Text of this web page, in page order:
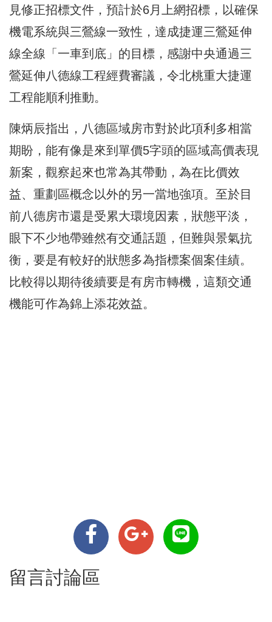
見修正招標文件，預計於6月上網招標，以確保
機電系統與三鶯線一致性，達成捷運三鶯延伸
線全線「一車到底」的目標，感謝中央通過三
鶯延伸八德線工程經費審議，令北桃重大捷運
工程能順利推動。
陳炳辰指出，八德區域房市對於此項利多相當
期盼，能有像是來到單價5字頭的區域高價表現
新案，觀察起來也常為其帶動，為在比價效
益、重劃區概念以外的另一當地強項。至於目
前八德房市還是受累大環境因素，狀態平淡，
眼下不少地帶雖然有交通話題，但難與景氣抗
衡，要是有較好的狀態多為指標案個案佳績。
比較得以期待後續要是有房市轉機，這類交通
機能可作為錦上添花效益。
留言討論區